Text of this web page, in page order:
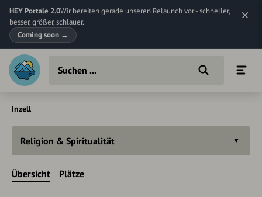
HEY Portale 2.0Wir bereiten gerade unseren Relaunch vor - schneller,
besser, größer, schlauer.
Coming soon →
Inzell
Religion & Spiritualität
Übersicht Plätze